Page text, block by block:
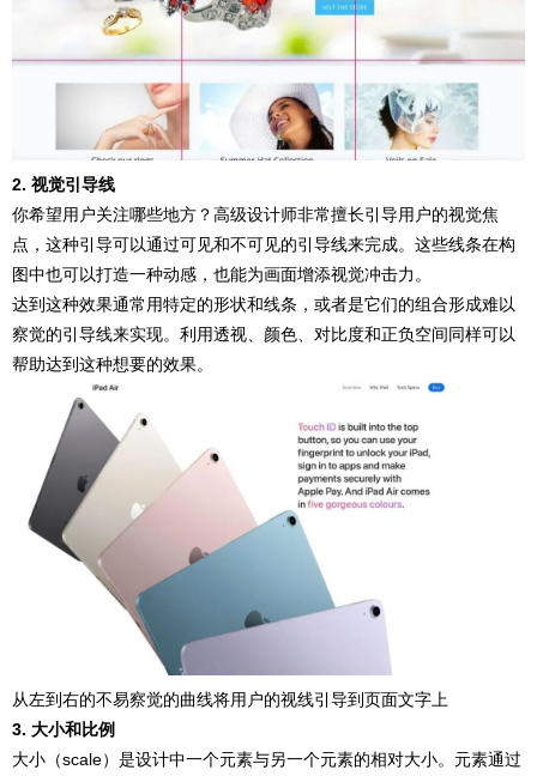
2. 视觉引导线
你希望用户关注哪些地方？高级设计师非常擅长引导用户的视觉焦
点，这种引导可以通过可见和不可见的引导线来完成。这些线条在构
图中也可以打造一种动感，也能为画面增添视觉冲击力。
达到这种效果通常用特定的形状和线条，或者是它们的组合形成难以
察觉的引导线来实现。利用透视、颜色、对比度和正负空间同样可以
帮助达到这种想要的效果。
从左到右的不易察觉的曲线将用户的视线引导到页面文字上
3. 大小和比例
大小（scale）是设计中一个元素与另一个元素的相对大小。元素通过